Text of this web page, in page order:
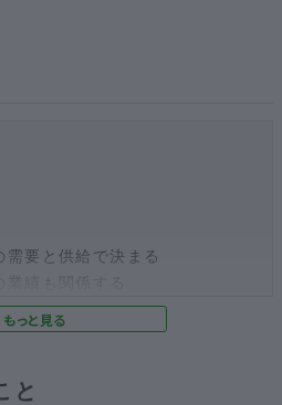
ログイン
要と供給で決まる
替えが行われている
について
と